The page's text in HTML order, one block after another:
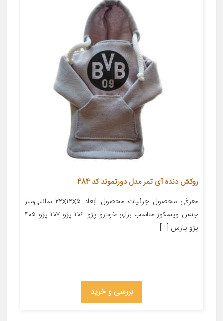
روکش دنده آی تمر مدل دورتموند کد 484
معرفی محصول جزئیات محصول ابعاد ۲۲x۱۲x۵ سانتی‌متر
جنس ویسکوز مناسب برای خودرو پژو ۲۰۶ پژو ۲۰۷ پژو ۴۰۵
پژو پارس […]
بررسی و خرید